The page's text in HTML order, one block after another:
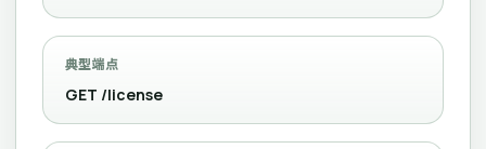
典型端点
GET /license